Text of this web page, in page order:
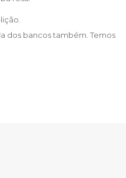
dos bancos também. Temos